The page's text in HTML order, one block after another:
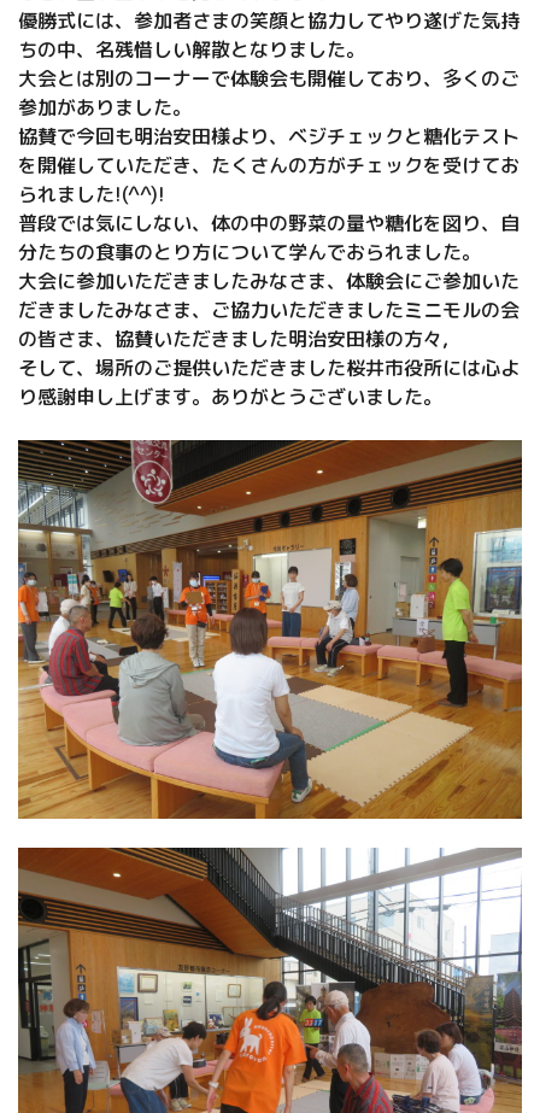
優勝式には、参加者さまの笑顔と協力してやり遂げた気持
ちの中、名残惜しい解散となりました。
大会とは別のコーナーで体験会も開催しており、多くのご
参加がありました。
協賛で今回も明治安田様より、ベジチェックと糖化テスト
を開催していただき、たくさんの方がチェックを受けてお
られました!(^^)!
普段では気にしない、体の中の野菜の量や糖化を図り、自
分たちの食事のとり方について学んでおられました。
大会に参加いただきましたみなさま、体験会にご参加いた
だきましたみなさま、ご協力いただきましたミニモルの会
の皆さま、協賛いただきました明治安田様の方々,
そして、場所のご提供いただきました桜井市役所には心よ
り感謝申し上げます。ありがとうございました。